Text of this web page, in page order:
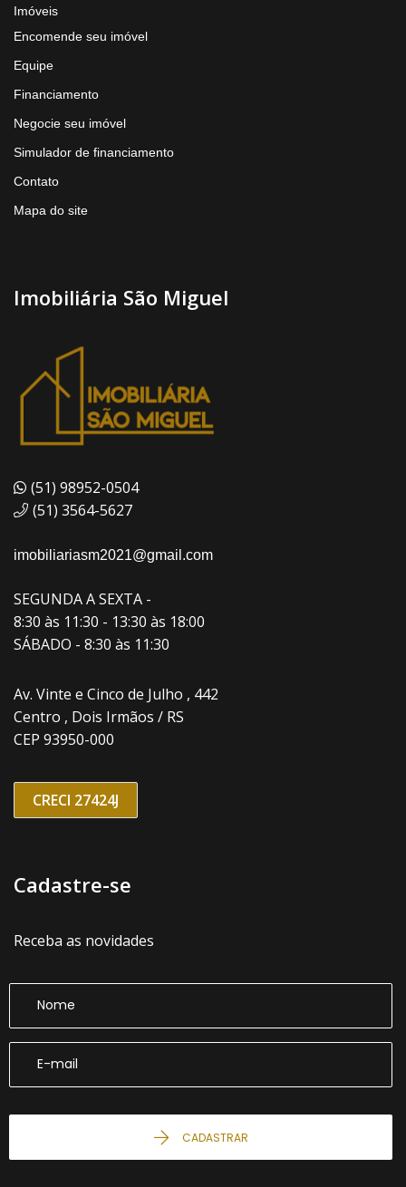
Imóveis
Encomende seu imóvel
Equipe
Financiamento
Negocie seu imóvel
Simulador de financiamento
Contato
Mapa do site
Imobiliária São Miguel
(51) 98952-0504
(51) 3564-5627
imobiliariasm2021@gmail.com
SEGUNDA A SEXTA -
8:30 às 11:30 - 13:30 às 18:00
SÁBADO - 8:30 às 11:30
Av. Vinte e Cinco de Julho , 442
Centro , Dois Irmãos / RS
CEP 93950-000
CRECI 27424J
Cadastre-se
Receba as novidades
CADASTRAR